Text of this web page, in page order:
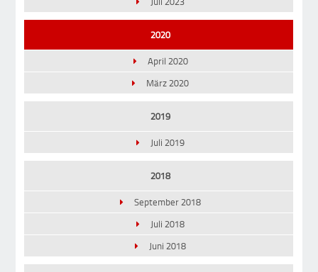
2020
April 2020
März 2020
2019
Juli 2019
2018
September 2018
Juli 2018
Juni 2018